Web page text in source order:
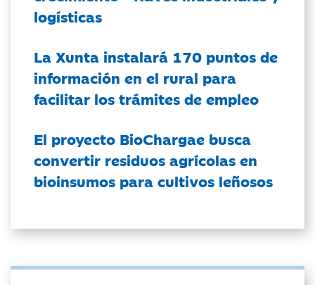
logísticas
La Xunta instalará 170 puntos de
información en el rural para
facilitar los trámites de empleo
El proyecto BioChargae busca
convertir residuos agrícolas en
bioinsumos para cultivos leñosos